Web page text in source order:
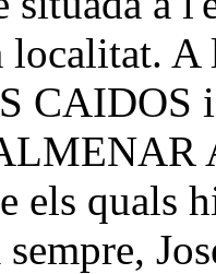
localitat.
CAIDOS
els quals